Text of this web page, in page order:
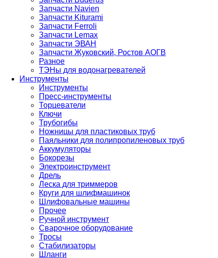
Запчасти Navien
Запчасти Kiturami
Запчасти Ferroli
Запчасти Lemax
Запчасти ЭВАН
Запчасти Жуковский, Ростов АОГВ
Разное
ТЭНы для водонагревателей
Инструменты
Инструменты
Пресс-инструменты
Торцеватели
Ключи
Трубогибы
Ножницы для пластиковых труб
Паяльники для полипропиленовых труб
Аккумуляторы
Бокорезы
Электроинструмент
Дрель
Леска для триммеров
Круги для шлифмашинок
Шлифовальные машины
Прочее
Ручной инструмент
Сварочное оборудование
Тросы
Стабилизаторы
Шланги